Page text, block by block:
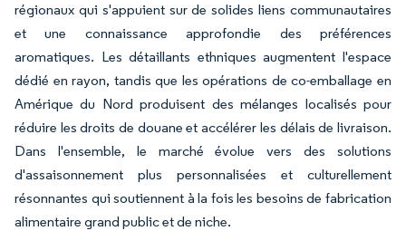
régionaux qui s'appuient sur de solides liens communautaires
et une connaissance approfondie des préférences
aromatiques. Les détaillants ethniques augmentent l'espace
dédié en rayon, tandis que les opérations de co-emballage en
Amérique du Nord produisent des mélanges localisés pour
réduire les droits de douane et accélérer les délais de livraison.
Dans l'ensemble, le marché évolue vers des solutions
d'assaisonnement plus personnalisées et culturellement
résonnantes qui soutiennent à la fois les besoins de fabrication
alimentaire grand public et de niche.